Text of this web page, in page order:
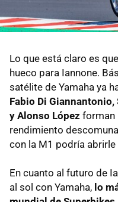
Lo que está claro es
hueco para Iannone.
satélite de Yamaha ya
Fabio Di
y Alonso López forman
rendimiento
con la M1 podría abrirle
En cuanto al futuro de
al sol con Yamaha, lo